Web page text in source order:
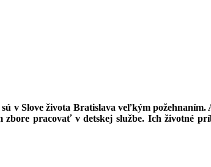
v Slove života Bratislava veľkým
pracovať v detskej službe. Ich životné